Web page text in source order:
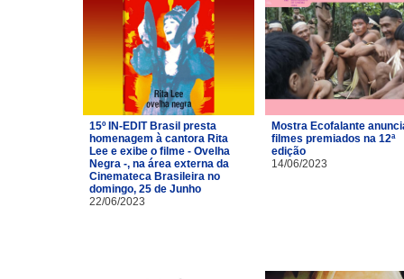
15º IN-EDIT Brasil presta
homenagem à cantora Rita
Lee e exibe o filme - Ovelha
Negra -, na área externa da
Cinemateca Brasileira no
domingo, 25 de Junho
22/06/2023
Mostra Ecofalante
filmes premiados na 12ª
edição
14/06/2023